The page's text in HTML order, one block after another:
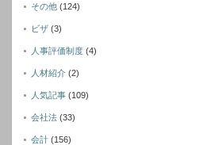
その他 (124)
ビザ (3)
人事評価制度 (4)
人材紹介 (2)
人気記事 (109)
会社法 (33)
会計 (156)